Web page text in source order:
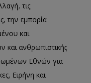
τις
την εμπορία
και
και ανθρωπιστικής
Εθνών για
Ειρήνη και